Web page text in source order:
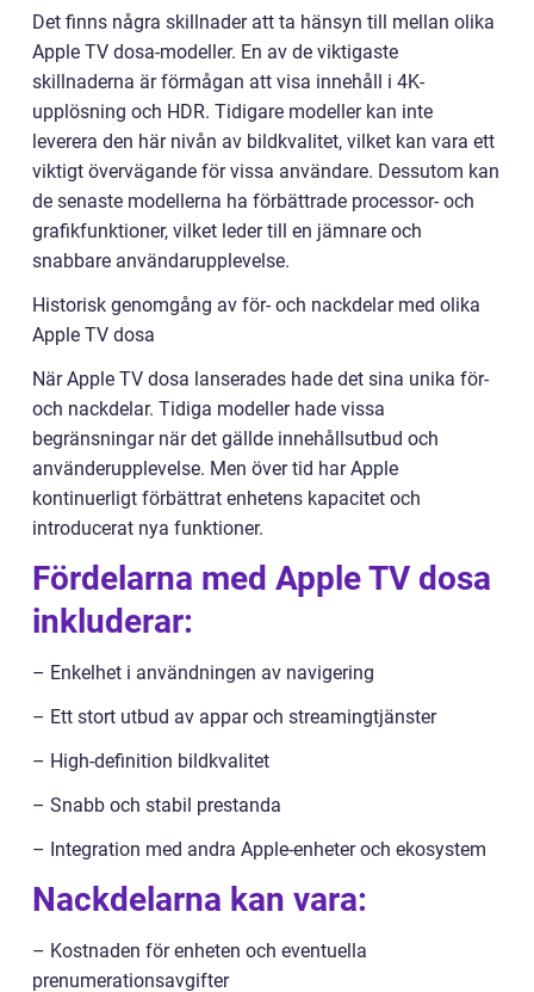
Det finns några skillnader att ta hänsyn till mellan olika
Apple TV dosa-modeller. En av de viktigaste
skillnaderna är förmågan att visa innehåll i 4K-
upplösning och HDR. Tidigare modeller kan inte
leverera den här nivån av bildkvalitet, vilket kan vara ett
viktigt övervägande för vissa användare. Dessutom kan
de senaste modellerna ha förbättrade processor- och
grafikfunktioner, vilket leder till en jämnare och
snabbare användarupplevelse.
Historisk genomgång av för- och nackdelar med olika
Apple TV dosa
När Apple TV dosa lanserades hade det sina unika för-
och nackdelar. Tidiga modeller hade vissa
begränsningar när det gällde innehållsutbud och
använderupplevelse. Men över tid har Apple
kontinuerligt förbättrat enhetens kapacitet och
introducerat nya funktioner.
Fördelarna med Apple TV dosa
inkluderar:
– Enkelhet i användningen av navigering
– Ett stort utbud av appar och streamingtjänster
– High-definition bildkvalitet
– Snabb och stabil prestanda
– Integration med andra Apple-enheter och ekosystem
Nackdelarna kan vara:
– Kostnaden för enheten och eventuella
prenumerationsavgifter